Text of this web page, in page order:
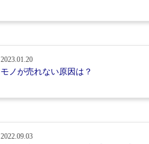
2023.01.20
モノが売れない原因は？
2022.09.03